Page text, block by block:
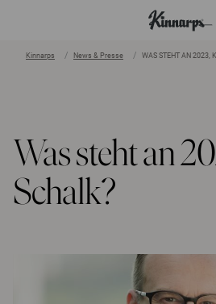
Kinnarps News & Presse WAS STEHT AN 2023,
Was steht an
Schalk?